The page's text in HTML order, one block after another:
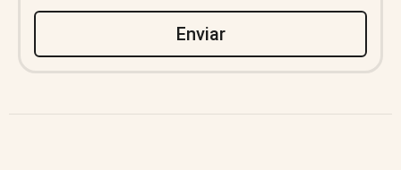
Enviar